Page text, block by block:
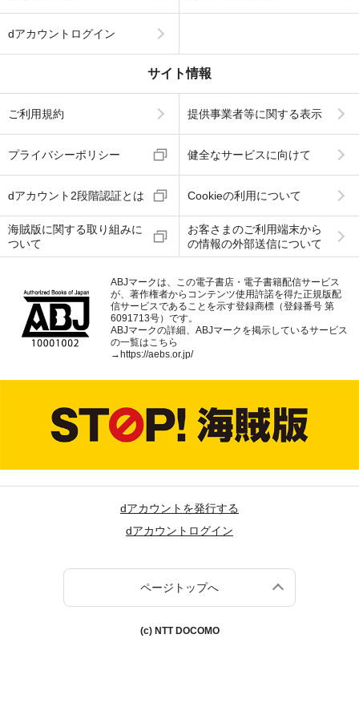
dアカウントログイン
サイト情報
ご利用規約 提供事業者等に関する表示
プライバシーポリシー 健全なサービスに向けて
dアカウント2段階認証とは Cookieの利用について
海賊版に関する取り組みに
ついて
お客さまのご利用端末から
の情報の外部送信について
ABJマークは、この電子書店・電子書籍配信サービス
が、著作権者からコンテンツ使用許諾を得た正規版配
信サービスであることを示す登録商標（登録番号 第
6091713号）です。
ABJマークの詳細、ABJマークを掲示しているサービス
の一覧はこちら
→https://aebs.or.jp/
dアカウントを発行する
dアカウントログイン
ページトップへ
(c) NTT DOCOMO